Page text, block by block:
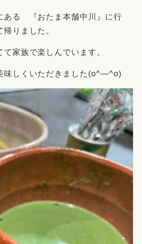
ある 『おたま本舗中川』に行
りました。
家族で楽しんでいます。
味しくいただきました(o^―^o)